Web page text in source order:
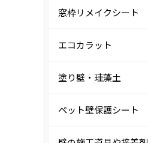
窓枠リメイクシート
エコカラット
塗り壁・珪藻土
ペット壁保護シート